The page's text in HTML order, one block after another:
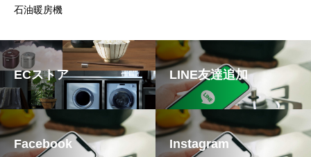
石油暖房機
ECストア LINE友達追加
Facebook Instagram